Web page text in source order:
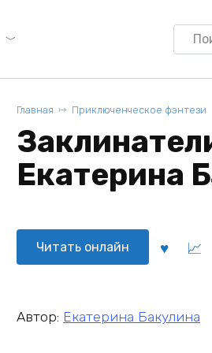
Search
for:
Главная Приключенческое фэнтези
Екатерина
Читать онлайн
Автор: Екатерина Бакулина